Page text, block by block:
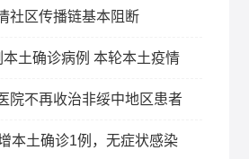
社区传播链基本阻断
土确诊病例 本轮本土疫情
病例
院不再收治非绥中地区患者
管理
本土确诊1例，无症状感染